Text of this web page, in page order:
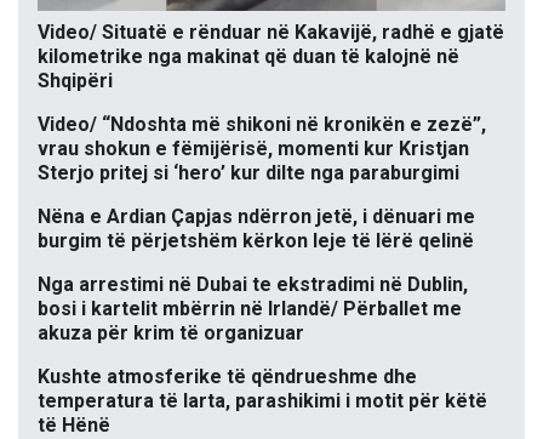
Video/ Situatë e rënduar në Kakavijë, radhë e gjatë
kilometrike nga makinat që duan të kalojnë në
Shqipëri
Video/ “Ndoshta më shikoni në kronikën e zezë”,
vrau shokun e fëmijërisë, momenti kur Kristjan
Sterjo pritej si ‘hero’ kur dilte nga paraburgimi
Nëna e Ardian Çapjas ndërron jetë, i dënuari me
burgim të përjetshëm kërkon leje të lërë qelinë
Nga arrestimi në Dubai te ekstradimi në Dublin,
bosi i kartelit mbërrin në Irlandë/ Përballet me
akuza për krim të organizuar
Kushte atmosferike të qëndrueshme dhe
temperatura të larta, parashikimi i motit për këtë
të Hënë